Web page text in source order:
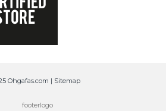
Ohgafas.com | Sitemap